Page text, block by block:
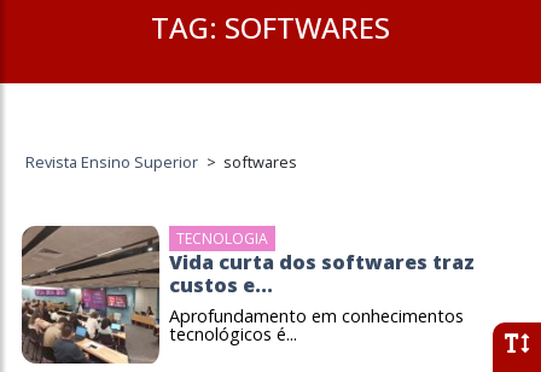
TAG: SOFTWARES
Revista Ensino Superior > softwares
TECNOLOGIA
Vida curta dos softwares traz
custos e...
Aprofundamento em conhecimentos
tecnológicos é...